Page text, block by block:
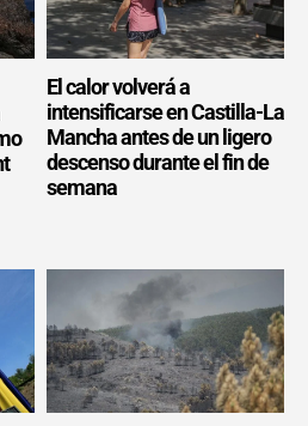
El calor volverá a
intensificarse en Castilla-La
Mancha antes de un ligero
descenso durante el fin de
semana